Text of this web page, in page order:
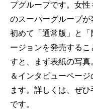
プグループです。女
のスーパーグループ
初めて「通常版」と
ージョンを発売する
すと、まず表紙の写
＆インタビューペー
ます。詳しくは、ぜ
です。